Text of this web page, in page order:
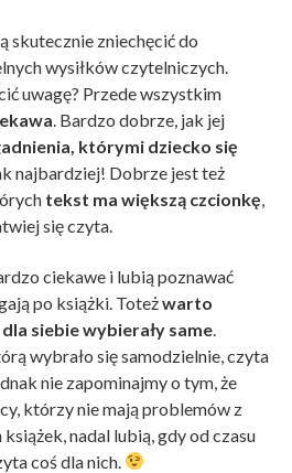
skutecznie zniechęcić do
wysiłków czytelniczych.
uwagę? Przede wszystkim
. Bardzo dobrze, jak jej
którymi dziecko się
najbardziej! Dobrze jest też
tekst ma większą czcionkę
się czyta.
ciekawe i lubią poznawać
po książki. Toteżwarto
siebie wybierały same
wybrało się samodzielnie, czyta
nie zapominajmy o tym, że
którzy nie mają problemów z
nadal lubią, gdy od czasu
coś dla nich.